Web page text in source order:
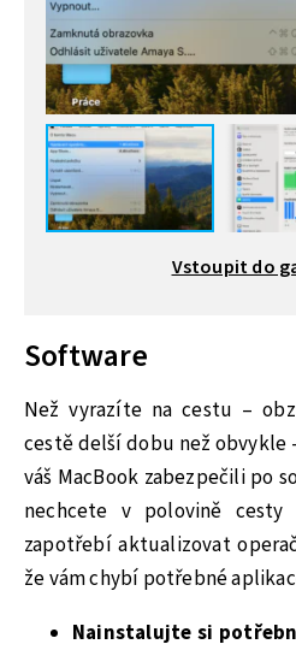
Vstoupit do
Software
Než vyrazíte na cestu –
cestě delší dobu než obvykle
váš MacBook zabezpečili po
nechcete v polovině
zapotřebí aktualizovat
že vám chybí potřebné
Nainstalujte si